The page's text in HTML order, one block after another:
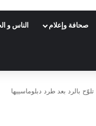
صحافة وإعلام الناس و
بالرد بعد طرد دبلوماسييها